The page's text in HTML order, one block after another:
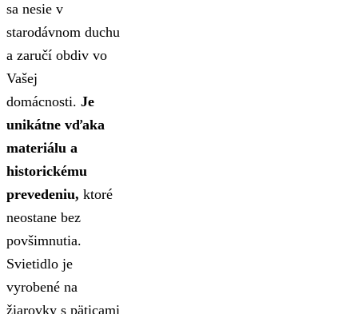
sa nesie v
starodávnom duchu
a zaručí obdiv vo
Vašej
domácnosti. Je
unikátne vďaka
materiálu a
historickému
prevedeniu, ktoré
neostane bez
povšimnutia.
Svietidlo je
vyrobené na
žiarovky s päticami